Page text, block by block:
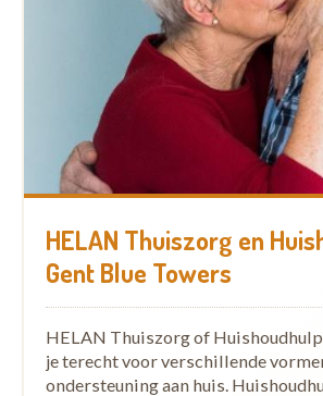
HELAN Thuiszorg en
Gent Blue Towers
HELAN Thuiszorg of
je terecht voor verschillende
ondersteuning aan huis.